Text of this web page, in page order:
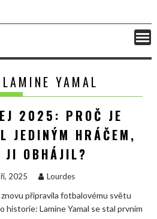
LAMINE YAMAL
2025: PROČ JE
JEDINÝM HRÁČEM,
JI OBHÁJIL?
2025 Lourdes
připravila fotbalovému světu
historie: Lamine Yamal se stal prvním